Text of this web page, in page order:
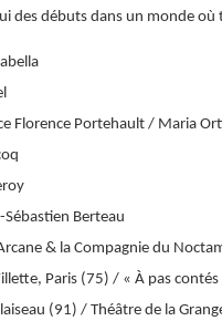
des débuts dans un monde
Florence Portehault / Maria
-Sébastien Berteau
& la Compagnie du
Paris (75) / « À pas
(91) / Théâtre de la